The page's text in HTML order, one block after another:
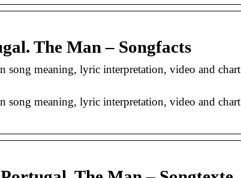
The Man – Songfacts
song meaning, lyric interpretation, video and chart
song meaning, lyric interpretation, video and chart